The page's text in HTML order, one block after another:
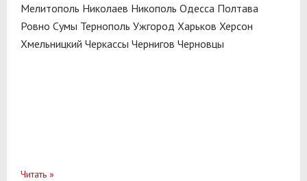
Мелитополь Николаев Никополь Одесса Полтава
Ровно Сумы Тернополь Ужгород Харьков Херсон
Хмельницкий Черкассы Чернигов Черновцы
Читать »